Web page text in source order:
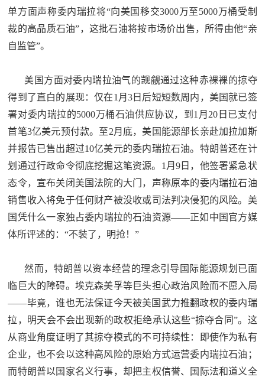
单方面声称委内瑞拉将“向美国移交3000万至5000万桶受制
裁的高品质石油”，这批石油将按市场价出售，所得由他“亲
自监管”。
美国方面对委内瑞拉油气的觊觎通过这种赤裸裸的掠夺
得到了直白的展现：仅在1月3日后短短数周内，美国就已签
署对委内瑞拉的5000万桶石油供应协议，到1月20日已支付
首笔3亿美元预付款。至2月底，美国能源部长亲赴加拉加斯
并报告已售出超过10亿美元的委内瑞拉石油。特朗普还在计
划通过行政命令彻底挖掘这笔资源。1月9日，他签署紧急状
态令，宣布关闭美国法院的大门，声称原本的委内瑞拉石油
销售收入将免于任何财产被没收或司法判决侵犯的风险。美
国凭什么一家独占委内瑞拉的石油资源——正如中国官方媒
体所评述的：“不装了，明抢！”
然而，特朗普以资本经营的理念引导国际能源规划已面
临巨大的障碍。埃克森美孚等巨头担心政治风险而不愿入局
——毕竟，谁也无法保证今天被美国武力推翻政权的委内瑞
拉，明天会不会出现新的政权拒绝承认这些“掠夺合同”。这
从商业角度证明了其掠夺模式的不可持续性：即使作为私有
企业，也不会以这种高风险的原始方式运营委内瑞拉石油；
而特朗普以国家名义行事，却把主权信誉、国际法和道义全